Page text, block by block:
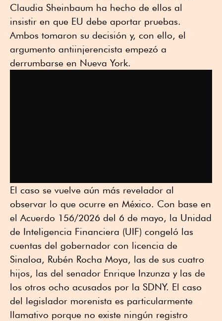
Claudia Sheinbaum ha hecho de ellos al
insistir en que EU debe aportar pruebas.
Ambos tomaron su decisión y, con ello, el
argumento antiinjerencista empezó a
derrumbarse en Nueva York.
El caso se vuelve aún más revelador al
observar lo que ocurre en México. Con base en
el Acuerdo 156/2026 del 6 de mayo, la Unidad
de Inteligencia Financiera (UIF) congeló las
cuentas del gobernador con licencia de
Sinaloa, Rubén Rocha Moya, las de sus cuatro
hijos, las del senador Enrique Inzunza y las de
los otros ocho acusados por la SDNY. El caso
del legislador morenista es particularmente
llamativo porque no existe ningún registro